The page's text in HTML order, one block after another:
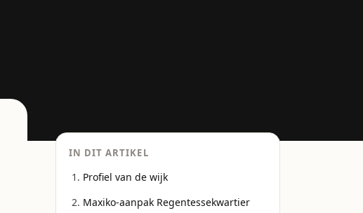
IN DIT ARTIKEL
Profiel van de wijk
Maxiko-aanpak Regentessekwartier